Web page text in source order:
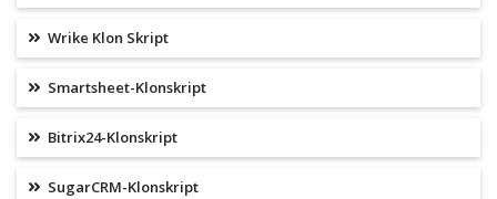
Wrike Klon Skript
Smartsheet-Klonskript
Bitrix24-Klonskript
SugarCRM-Klonskript